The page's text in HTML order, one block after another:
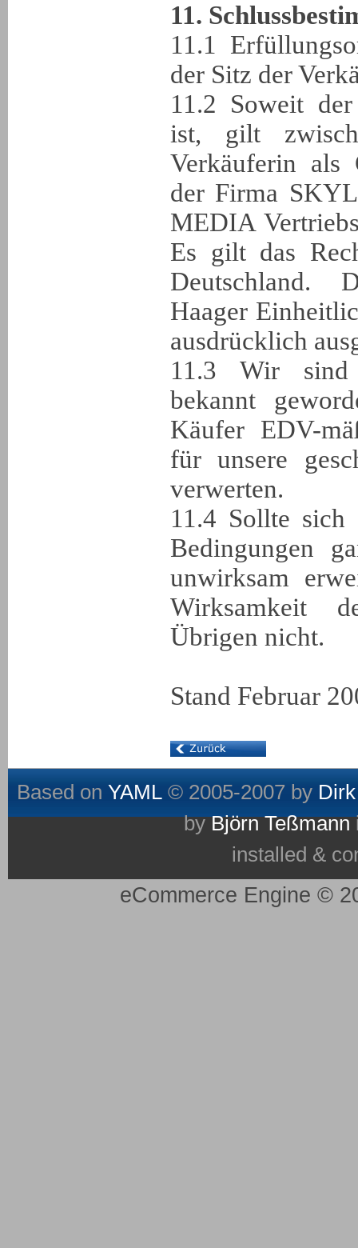
11.
11.1
der Sitz der
11.2 Soweit
ist, gilt
Verkäuferin als
der Firma
MEDIA
Es gilt das
Deutschland.
Haager
ausdrücklich
11.3 Wir
bekannt
Käufer EDV-
für unsere
verwerten.
11.4 Sollte sich
Bedingungen
unwirksam
Wirksamkeit
Übrigen nicht.
Stand Februar
Based on YAML © 2005-2007 by
byBjörn Teßmann
installed &
eCommerce Engine ©